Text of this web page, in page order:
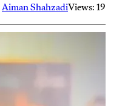
Aiman ShahzadiViews: 19